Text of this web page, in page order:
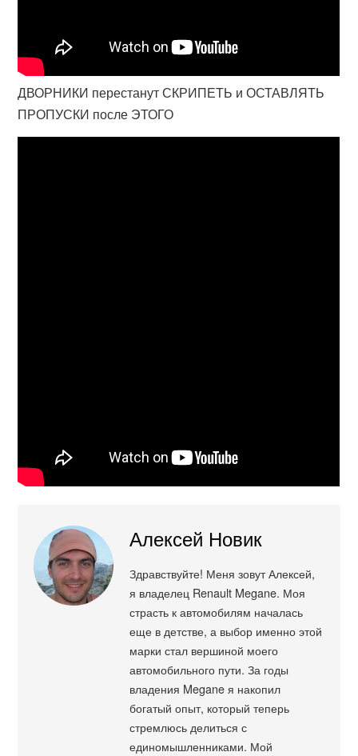
ДВОРНИКИ перестанут СКРИПЕТЬ и ОСТАВЛЯТЬ
ПРОПУСКИ после ЭТОГО
Алексей Новик
Здравствуйте! Меня зовут Алексей,
я владелец Renault Megane. Моя
страсть к автомобилям началась
еще в детстве, а выбор именно этой
марки стал вершиной моего
автомобильного пути. За годы
владения Megane я накопил
богатый опыт, который теперь
стремлюсь делиться с
единомышленниками. Мой